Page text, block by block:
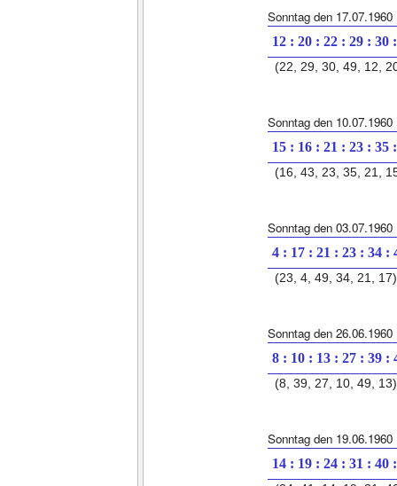
Sonntag den 17.07.1960
12 : 20 : 22 : 29 : 30
(22, 29, 30, 49, 12,
Sonntag den 10.07.1960
15 : 16 : 21 : 23 : 35
(16, 43, 23, 35, 21,
Sonntag den 03.07.1960
4 : 17 : 21 : 23 : 34 :
(23, 4, 49, 34, 21, 17)
Sonntag den 26.06.1960
8 : 10 : 13 : 27 : 39 :
(8, 39, 27, 10, 49, 13)
Sonntag den 19.06.1960
14 : 19 : 24 : 31 : 40